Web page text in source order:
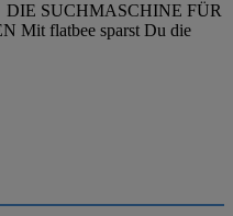
DIE SUCHMASCHINE FÜR
Mit flatbee sparst Du die